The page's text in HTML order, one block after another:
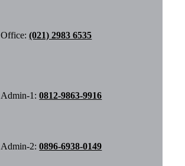
Office:(021) 2983 6535
Admin-1:0812-9863-9916
Admin-2:0896-6938-0149